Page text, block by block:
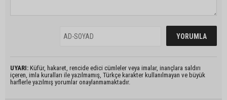
UYARI: Küfür, hakaret, rencide edici cümleler veya imalar, inançlara saldırı
içeren, imla kuralları ile yazılmamış, Türkçe karakter kullanılmayan ve büyük
harflerle yazılmış yorumlar onaylanmamaktadır.